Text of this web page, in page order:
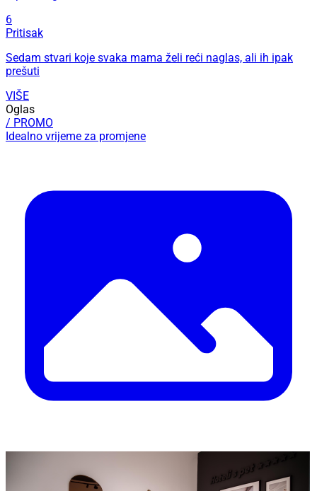
6
Pritisak
Sedam stvari koje svaka mama želi reći naglas, ali ih ipak
prešuti
VIŠE
Oglas
/ PROMO
Idealno vrijeme za promjene